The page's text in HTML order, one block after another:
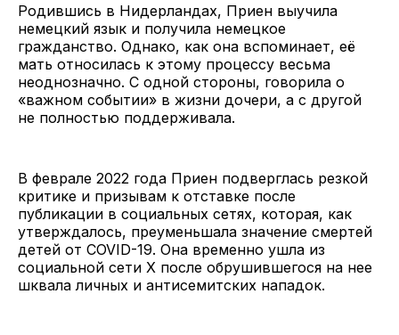
Родившись в Нидерландах, Приен выучила
немецкий язык и получила немецкое
гражданство. Однако, как она вспоминает, её
мать относилась к этому процессу весьма
неоднозначно. С одной стороны, говорила о
«важном событии» в жизни дочери, а с другой
не полностью поддерживала.
В феврале 2022 года Приен подверглась резкой
критике и призывам к отставке после
публикации в социальных сетях, которая, как
утверждалось, преуменьшала значение смертей
детей от COVID-19. Она временно ушла из
социальной сети X после обрушившегося на нее
шквала личных и антисемитских нападок.